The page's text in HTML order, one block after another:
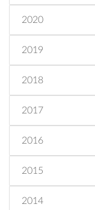
2020
2019
2018
2017
2016
2015
2014